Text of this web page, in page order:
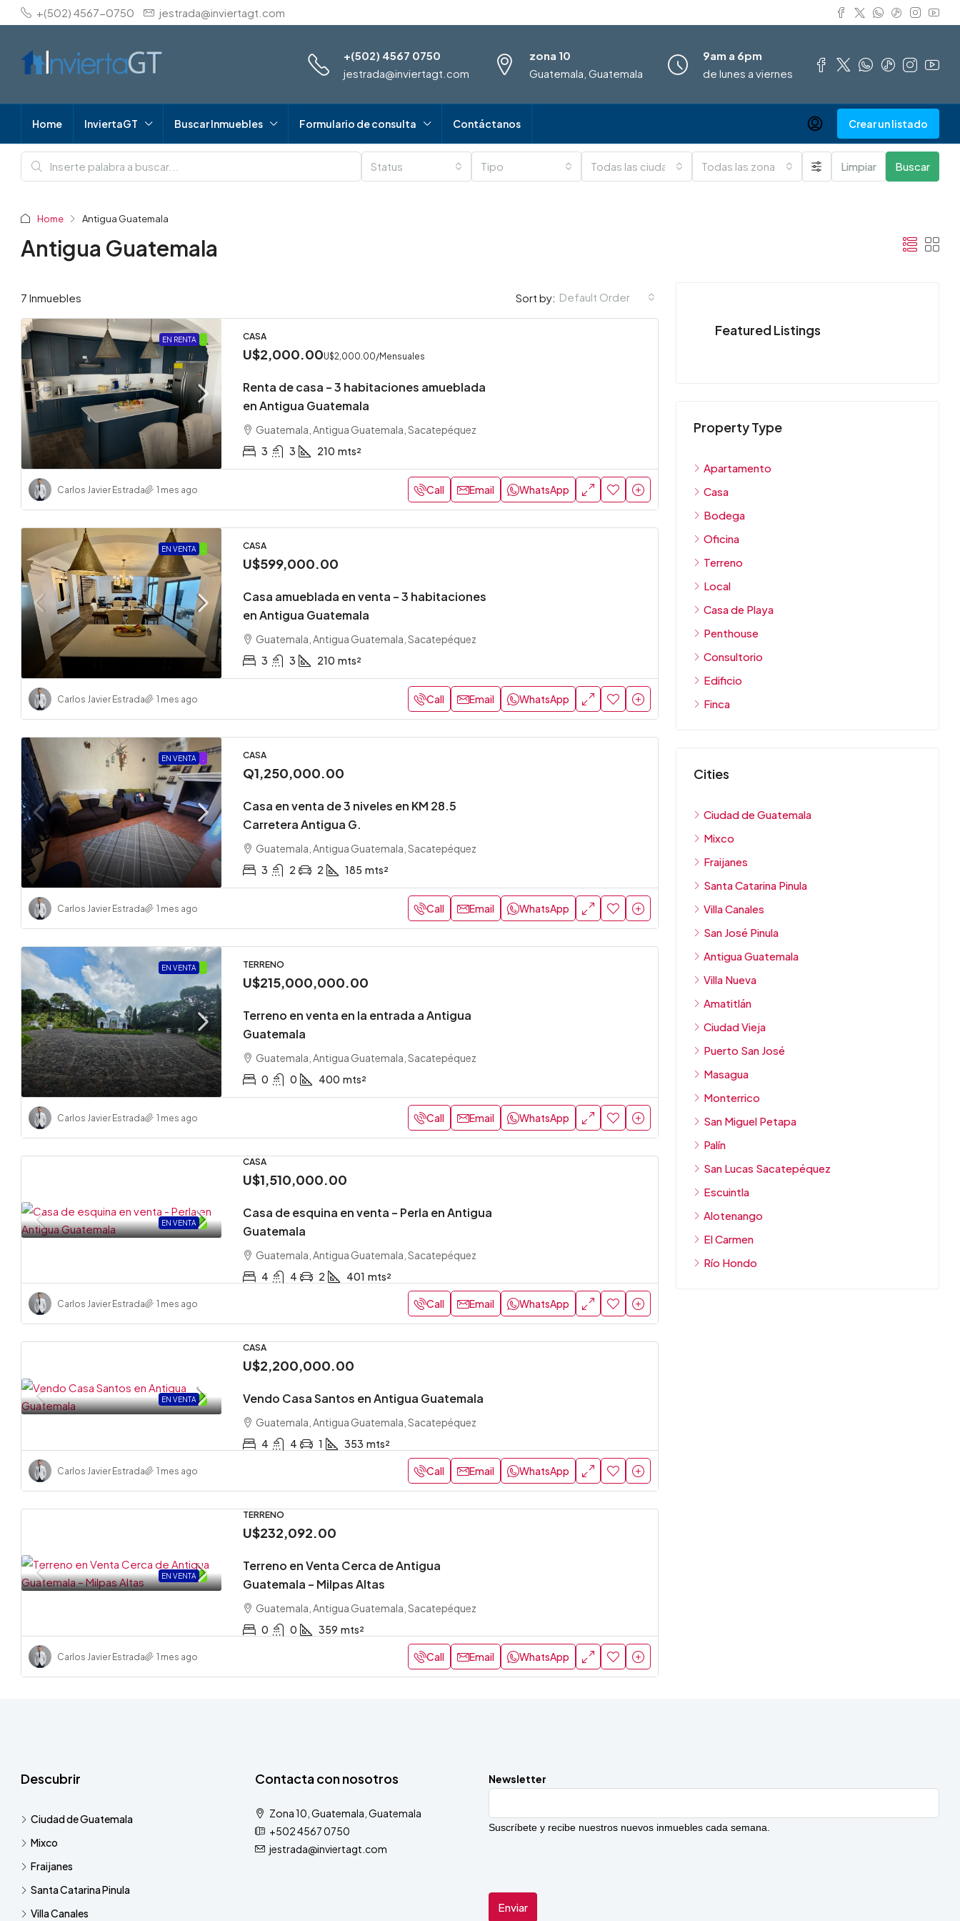
+(502) 4567-0750 jestrada@inviertagt.com
+(502) 4567 0750
jestrada@inviertagt.com
zona 10
Guatemala, Guatemala
9am a 6pm
de lunes a viernes
Home InviertaGT Buscar Inmuebles Formulario de consulta Contáctanos Crear un listado
Status Tipo Todas las ciudades Todas las zonas Limpiar Buscar
Home Antigua Guatemala
Antigua Guatemala
7 Inmuebles Sort by: Default Order
EN RENTA CASA
U$2,000.00U$2,000.00/Mensuales
Renta de casa – 3 habitaciones amueblada
en Antigua Guatemala
Guatemala, Antigua Guatemala, Sacatepéquez
3
3 210 mts²
Carlos Javier Estrada 1 mes ago Call Email WhatsApp
EN VENTA CASA
U$599,000.00
Casa amueblada en venta – 3 habitaciones
en Antigua Guatemala
Guatemala, Antigua Guatemala, Sacatepéquez
3
3 210 mts²
Carlos Javier Estrada 1 mes ago Call Email WhatsApp
EN VENTA CASA
Q1,250,000.00
Casa en venta de 3 niveles en KM 28.5
Carretera Antigua G.
Guatemala, Antigua Guatemala, Sacatepéquez
3
2 2 185 mts²
Carlos Javier Estrada 1 mes ago Call Email WhatsApp
EN VENTA TERRENO
U$215,000,000.00
Terreno en venta en la entrada a Antigua
Guatemala
Guatemala, Antigua Guatemala, Sacatepéquez
0
0 400 mts²
Carlos Javier Estrada 1 mes ago Call Email WhatsApp
EN VENTA .
CASA
U$1,510,000.00
Casa de esquina en venta – Perla en Antigua
Guatemala
Guatemala, Antigua Guatemala, Sacatepéquez
4
4 2 401 mts²
Carlos Javier Estrada 1 mes ago Call Email WhatsApp
EN VENTA .
CASA
U$2,200,000.00
Vendo Casa Santos en Antigua Guatemala
Guatemala, Antigua Guatemala, Sacatepéquez
4
4 1 353 mts²
Carlos Javier Estrada 1 mes ago Call Email WhatsApp
EN VENTA .
TERRENO
U$232,092.00
Terreno en Venta Cerca de Antigua
Guatemala – Milpas Altas
Guatemala, Antigua Guatemala, Sacatepéquez
0
0 359 mts²
Carlos Javier Estrada 1 mes ago Call Email WhatsApp
Featured Listings
Property Type
Apartamento
Casa
Bodega
Oficina
Terreno
Local
Casa de Playa
Penthouse
Consultorio
Edificio
Finca
Cities
Ciudad de Guatemala
Mixco
Fraijanes
Santa Catarina Pinula
Villa Canales
San José Pinula
Antigua Guatemala
Villa Nueva
Amatitlán
Ciudad Vieja
Puerto San José
Masagua
Monterrico
San Miguel Petapa
Palín
San Lucas Sacatepéquez
Escuintla
Alotenango
El Carmen
Río Hondo
Descubrir
Ciudad de Guatemala
Mixco
Fraijanes
Santa Catarina Pinula
Villa Canales
Contacta con nosotros
Zona 10, Guatemala, Guatemala
+502 4567 0750
jestrada@inviertagt.com
Newsletter
Suscríbete y recibe nuestros nuevos inmuebles cada semana.